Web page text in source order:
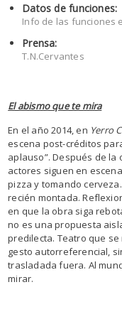
Datos de funciones:
Info de las funciones
Prensa:
T.N.Cervantes
El abismo que te mira
En el año 2014, en Yerro
escena post-créditos
aplauso”. Después de
actores siguen en
pizza y tomando
recién montada.
en que la obra siga
no es una propuesta
predilecta. Teatro que
gesto autorreferencial,
trasladada fuera. Al
mirar.